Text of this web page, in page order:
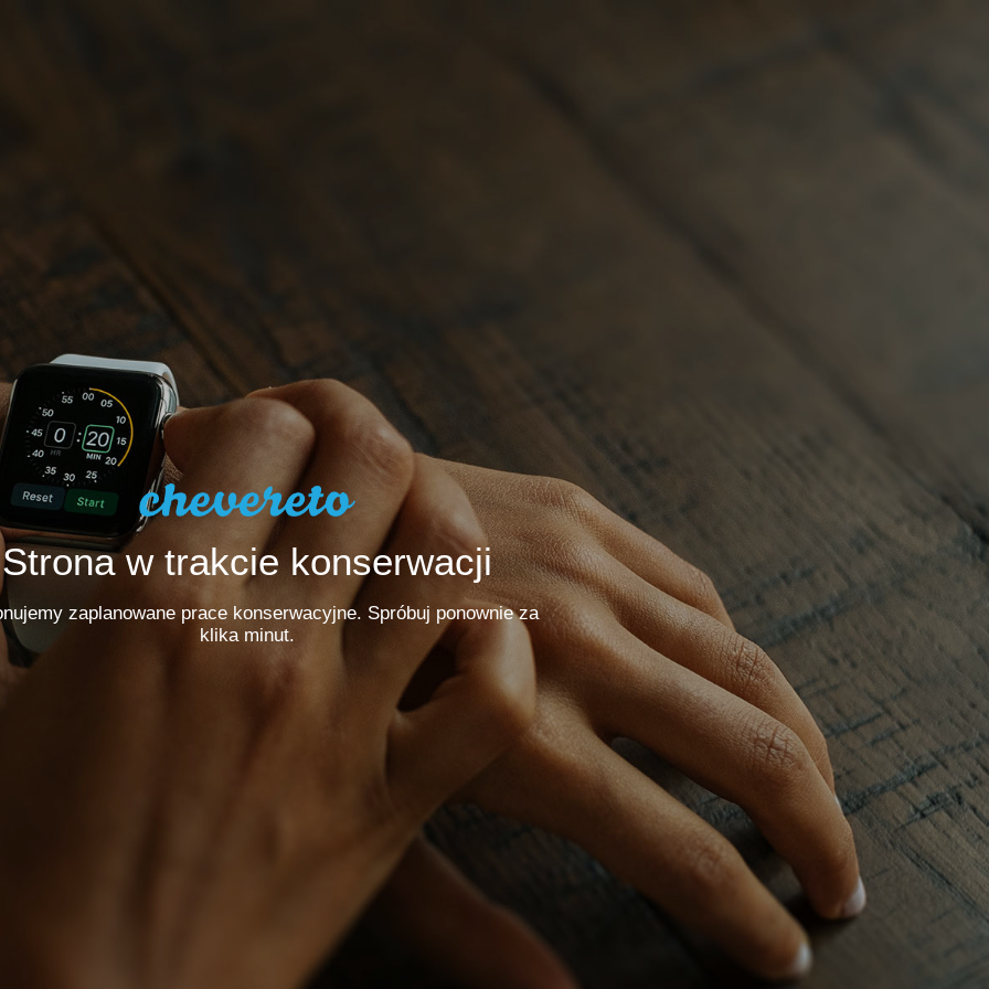
Strona w trakcie konserwacji
zaplanowane prace konserwacyjne. Spróbuj ponownie za
klika minut.